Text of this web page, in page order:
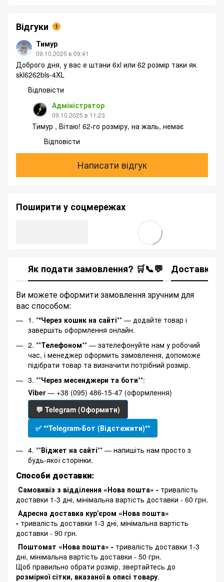
Відгуки 1
Тимур
09.10.2025 в 09:41
Доброго дня, у вас е штани 6xl или 62 розмір таки як
skl6262bls-4XL
Відповісти
Адміністратор
09.10.2025 в 11:23
Тимур , Вітаю! 62-го розміру, на жаль, немає
Відповісти
Написати відгук
Поширити у соцмережах
Як подати замовлення? 🛒📞💬 Доставка
Ви можете оформити замовлення зручним для
вас способом:
1. **Через кошик на сайті** — додайте товар і
завершіть оформлення онлайн.
2. **Телефоном** — зателефонуйте нам у робочий
час, і менеджер оформить замовлення, допоможе
підібрати товар та визначити потрібний розмір.
3. **Через месенджери та боти**:
Viber— +38 (095) 486-15-47 (оформлення)
💬 Telegram (Оформити)
✅ **Telegram-Бот (Відстежити)**
4. **Віджет на сайті** — напишіть нам просто з
будь-якої сторінки.
Способи доставки:
Самовивіз з відділення «Нова пошта» - тривалість
доставки 1-3 дні, мінімальна вартість доставки - 60 грн.
Адресна доставка кур'єром «Нова пошта»
- тривалість доставки 1-3 дні, мінімальна вартість
доставки - 90 грн.
Поштомат «Нова пошта» - тривалість доставки 1-3
дні, мінімальна вартість доставки - 50 грн.
Щоб правильно обрати розмір, звертайтесь до
розмірної сітки, вказаної в описі товару.